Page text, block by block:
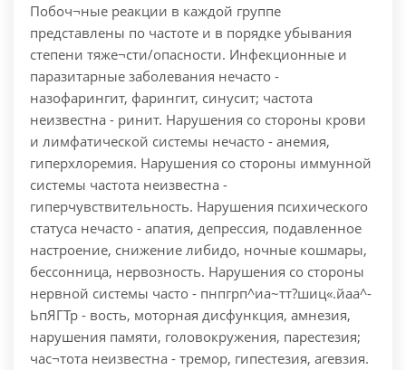
Побоч¬ные реакции в каждой группе
представлены по частоте и в порядке убывания
степени тяже¬сти/опасности. Инфекционные и
паразитарные заболевания нечасто -
назофарингит, фарингит, синусит; частота
неизвестна - ринит. Нарушения со стороны крови
и лимфатической системы нечасто - анемия,
гиперхлоремия. Нарушения со стороны иммунной
системы частота неизвестна -
гиперчувствительность. Нарушения психического
статуса нечасто - апатия, депрессия, подавленное
настроение, снижение либидо, ночные кошмары,
бессонница, нервозность. Нарушения со стороны
нервной системы часто - пнпгрп^иа~тт?шиц«.йаа^-
ЬпЯГТр - вость, моторная дисфункция, амнезия,
нарушения памяти, головокружения, парестезия;
час¬тота неизвестна - тремор, гипестезия, агевзия.